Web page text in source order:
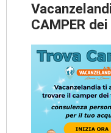
CAMPER